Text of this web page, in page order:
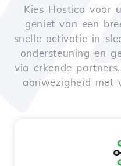
Kies Hostico voor
geniet van een
snelle activatie in
ondersteuning en
via erkende
aanwezigheid met